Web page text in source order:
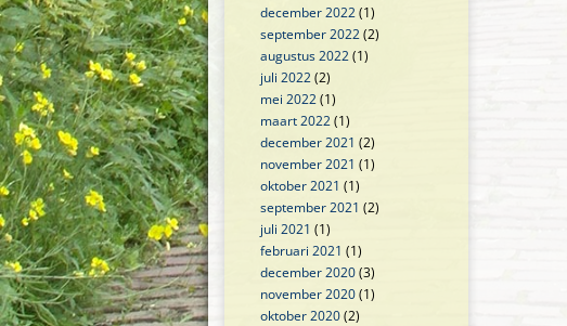
december 2022(1)
september 2022(2)
augustus 2022(1)
juli 2022(2)
mei 2022(1)
maart 2022(1)
december 2021 (2)
november 2021 (1)
oktober 2021 (1)
september 2021 (2)
juli 2021 (1)
februari 2021 (1)
december 2020(3)
november 2020(1)
oktober 2020(2)